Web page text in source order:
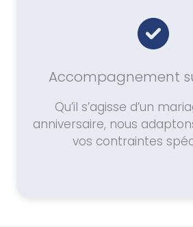
Accompagnement
Qu’il s’agisse d’un
anniversaire, nous
vos contraintes